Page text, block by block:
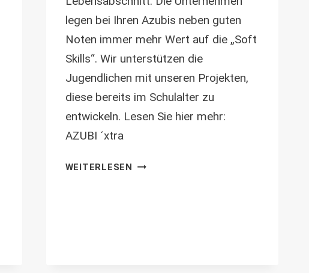
legen bei Ihren Azubis neben guten
Noten immer mehr Wert auf die „Soft
Skills“. Wir unterstützen die
Jugendlichen mit unseren Projekten,
diese bereits im Schulalter zu
entwickeln. Lesen Sie hier mehr:
AZUBI ´xtra
WEITERLESEN AZUBI